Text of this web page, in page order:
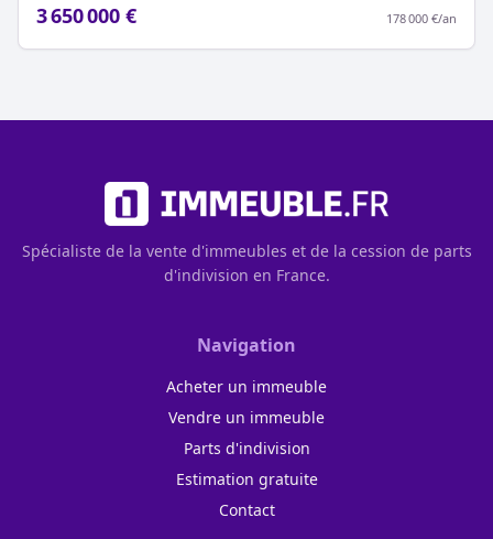
3 650 000 € 178 000 €/an
Spécialiste de la vente d'immeubles et de la cession de parts
d'indivision en France.
Navigation
Acheter un immeuble
Vendre un immeuble
Parts d'indivision
Estimation gratuite
Contact